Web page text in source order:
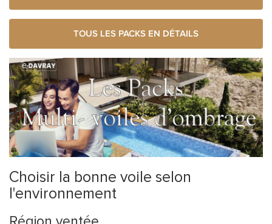
TOUS LES PACKS EN DÉTAILS
Choisir la bonne voile selon
l'environnement